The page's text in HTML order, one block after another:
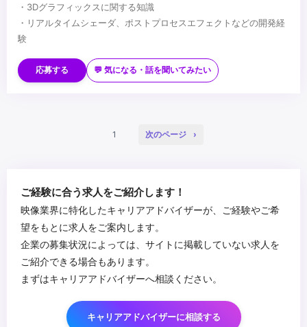
・3Dグラフィックスに関する知識
・リアルタイムシェーダ、ポストプロセスエフェクトなどの開発経
験
・Unreal EngineやUnityを使用したリアルタイムグラフィック開発
経験
応募する 💬 気になる・話を聞いてみたい
1 次のページ
ご経験に合う求人をご紹介します！
映像業界に特化したキャリアアドバイザーが、ご経験やご希
望をもとに求人をご案内します。
企業の募集状況によっては、サイトに掲載していない求人を
ご紹介できる場合もあります。
まずはキャリアアドバイザーへ相談ください。
キャリアアドバイザーに相談する